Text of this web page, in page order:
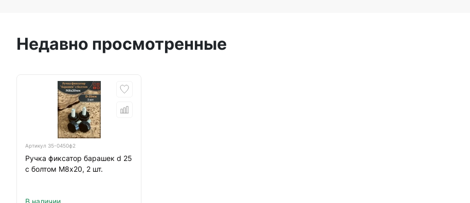
Недавно просмотренные
Артикул 35-0450ф2
Ручка фиксатор барашек d 25
с болтом М8х20, 2 шт.
В наличии